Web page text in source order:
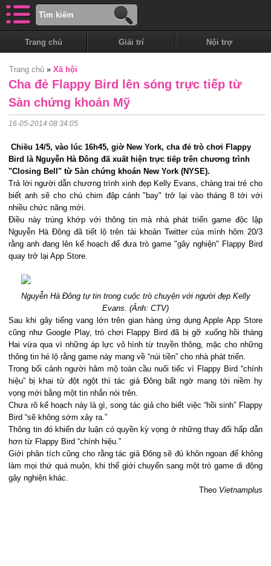
Trang chủ Giải trí Nội trợ
Trang chủ » Xã hội
Cha đẻ Flappy Bird lên sóng trực tiếp từ
Sàn chứng khoán Mỹ
16-05-2014 08:34:05
Chiều 14/5, vào lúc 16h45, giờ New York, cha đẻ trò chơi Flappy
Bird là Nguyễn Hà Đông đã xuất hiện trực tiếp trên chương trình
"Closing Bell" từ Sàn chứng khoán New York (NYSE).
Trả lời người dẫn chương trình xinh đẹp Kelly Evans, chàng trai trẻ cho
biết anh sẽ cho chú chim đập cánh "bay" trở lại vào tháng 8 tới với
nhiều chức năng mới.
Điều này trùng khớp với thông tin mà nhà phát triển game độc lập
Nguyễn Hà Đông đã tiết lộ trên tài khoản Twitter của mình hôm 20/3
rằng anh đang lên kế hoạch để đưa trò game "gây nghiện" Flappy Bird
quay trở lại App Store.
Nguyễn Hà Đông tự tin trong cuộc trò chuyện với người đẹp Kelly
Evans. (Ảnh: CTV)
Sau khi gây tiếng vang lớn trên gian hàng ứng dụng Apple App Store
cũng như Google Play, trò chơi Flappy Bird đã bị gỡ xuống hồi tháng
Hai vừa qua vì những áp lực vô hình từ truyền thông, mặc cho những
thông tin hé lộ rằng game này mang về “núi tiền” cho nhà phát triển.
Trong bối cảnh người hâm mộ toàn cầu nuối tiếc vì Flappy Bird “chính
hiệu” bị khai tử đột ngột thì tác giả Đông bất ngờ mang tới niềm hy
vọng mới bằng một tin nhắn nói trên.
Chưa rõ kế hoạch này là gì, song tác giả cho biết việc “hồi sinh” Flappy
Bird “sẽ không sớm xảy ra.”
Thông tin đó khiến dư luận có quyền kỳ vọng ở những thay đổi hấp dẫn
hơn từ Flappy Bird “chính hiệu.”
Giới phân tích cũng cho rằng tác giả Đông sẽ đủ khôn ngoan để không
làm mọi thứ quá muộn, khi thế giới chuyển sang một trò game di động
gây nghiện khác.
Theo Vietnamplus